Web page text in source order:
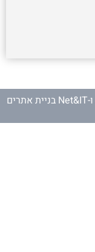
ו- Net&IT בניית אתרים